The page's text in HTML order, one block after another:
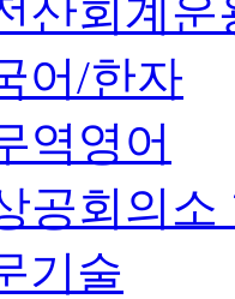
산회계운
어/한자
역영어
공회의소
기술